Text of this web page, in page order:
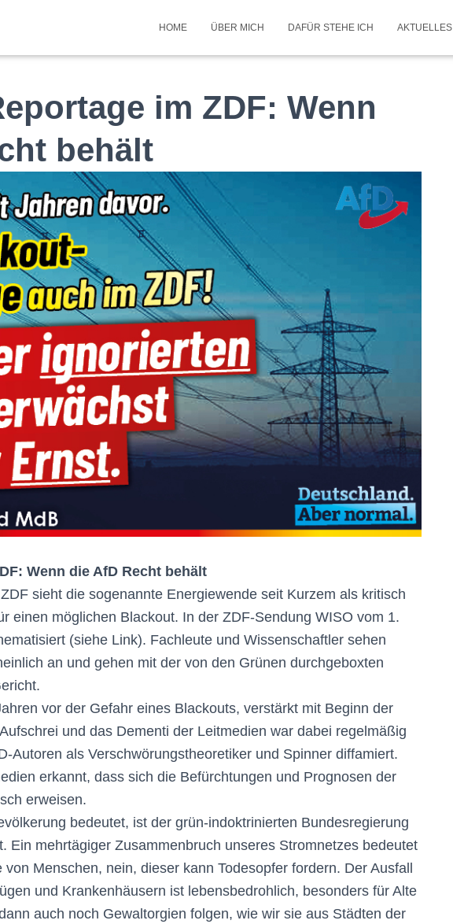
HOME ÜBER MICH DAFÜR STEHE ICH AKTUELLES
im ZDF: Wenn
behält
Wenn die AfD Recht behält
sieht die sogenannte Energiewende seit Kurzem als kritisch
einen möglichen Blackout. In der ZDF-Sendung WISO vom 1.
(siehe Link). Fachleute und Wissenschaftler sehen
an und gehen mit der von den Grünen durchgeboxten
vor der Gefahr eines Blackouts, verstärkt mit Beginn der
und das Dementi der Leitmedien war dabei regelmäßig
Autoren als Verschwörungstheoretiker und Spinner diffamiert.
erkannt, dass sich die Befürchtungen und Prognosen der
erweisen.
bedeutet, ist der grün-indoktrinierten Bundesregierung
Ein mehrtägiger Zusammenbruch unseres Stromnetzes bedeutet
Menschen, nein, dieser kann Todesopfer fordern. Der Ausfall
und Krankenhäusern ist lebensbedrohlich, besonders für Alte
auch noch Gewaltorgien folgen, wie wir sie aus Städten der